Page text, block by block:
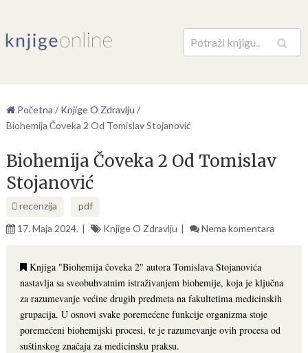
Pretraga
Početna / Knjige O Zdravlju /
Biohemija Čoveka 2 Od Tomislav Stojanović
Biohemija Čoveka 2 Od Tomislav
Stojanović
recenzija
pdf
17. Maja 2024.
Knjige O Zdravlju Nema komentara
Knjiga "Biohemija čoveka 2" autora Tomislava Stojanovića
nastavlja sa sveobuhvatnim istraživanjem biohemije, koja je ključna
za razumevanje većine drugih predmeta na fakultetima medicinskih
grupacija. U osnovi svake poremećene funkcije organizma stoje
poremećeni biohemijski procesi, te je razumevanje ovih procesa od
suštinskog značaja za medicinsku praksu.